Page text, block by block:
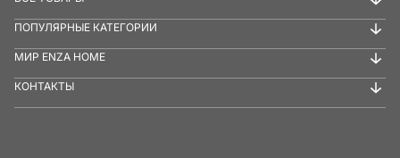
ПОПУЛЯРНЫЕ КАТЕГОРИИ
МИР ENZA HOME
КОНТАКТЫ